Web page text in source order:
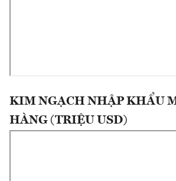
KIM NGẠCH NHẬP KHẨU
HÀNG (TRIỆU USD)